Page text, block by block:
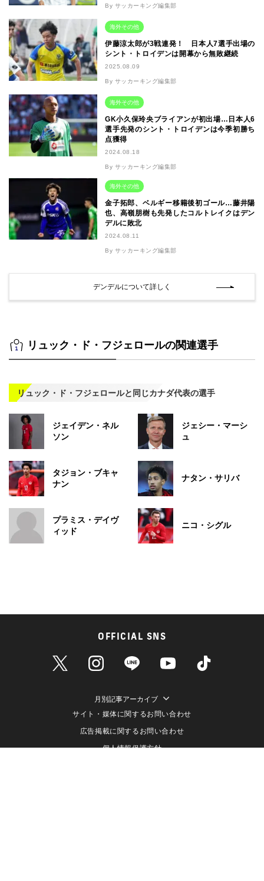
By サッカーキング編集部
海外その他
伊藤涼太郎が3戦連発！ 日本人7選手出場の
シント・トロイデンは開幕から無敗継続
2025.08.09
By サッカーキング編集部
海外その他
GK小久保玲央ブライアンが初出場…日本人6
選手先発のシント・トロイデンは今季初勝ち
点獲得
2024.08.18
By サッカーキング編集部
海外その他
金子拓郎、ベルギー移籍後初ゴール…藤井陽
也、高嶺朋樹も先発したコルトレイクはデン
デルに敗北
2024.08.11
By サッカーキング編集部
デンデルについて詳しく
リュック・ド・フジェロールの関連選手
リュック・ド・フジェロールと同じカナダ代表の選手
ジェイデン・ネル
ソン
ジェシー・マーシ
ュ
タジョン・ブキャ
ナン
ナタン・サリバ
プラミス・デイヴ
ィッド
ニコ・シグル
OFFICIAL SNS
月別記事アーカイブ
サイト・媒体に関するお問い合わせ
広告掲載に関するお問い合わせ
個人情報保護方針